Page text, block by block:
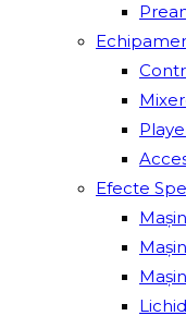
Efecte